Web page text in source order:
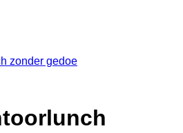
zonder gedoe